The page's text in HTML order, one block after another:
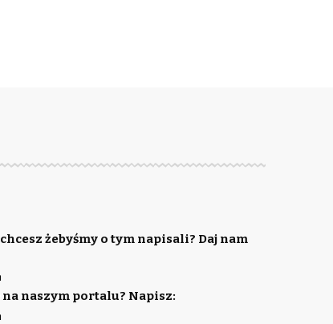
żebyśmy o tym napisali? Daj nam
naszym portalu? Napisz: